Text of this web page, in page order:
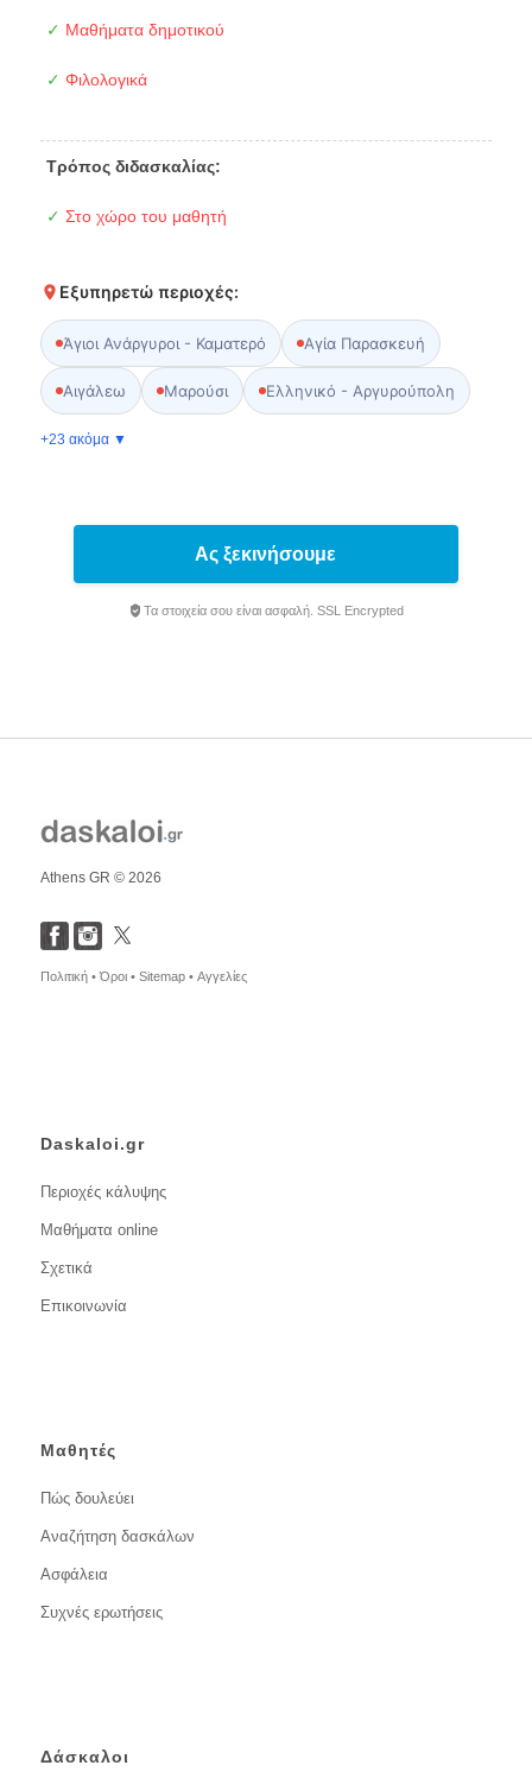
✓ Μαθήματα δημοτικού
✓ Φιλολογικά
Τρόπος διδασκαλίας:
✓ Στο χώρο του μαθητή
Εξυπηρετώ περιοχές:
Άγιοι Ανάργυροι - Καματερό Αγία Παρασκευή
Αιγάλεω Μαρούσι Ελληνικό - Αργυρούπολη
+23 ακόμα ▼
Ας ξεκινήσουμε
Τα στοιχεία σου είναι ασφαλή. SSL Encrypted
Athens GR © 2026
Πολιτική •Όροι • Sitemap • Αγγελίες
Daskaloi.gr
Περιοχές κάλυψης
Μαθήματα online
Σχετικά
Επικοινωνία
Μαθητές
Πώς δουλεύει
Αναζήτηση δασκάλων
Ασφάλεια
Συχνές ερωτήσεις
Δάσκαλοι